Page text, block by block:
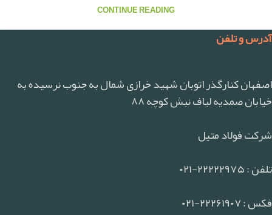
CONTINUE READING
آدرس و تلفن
اصفهان کنارگذر اتوبان شهید خرازی شمال به جنوب نرسیده به
خیابان صمدیه لباف نبش کوچه ۸۸
شرکت فولاد متیل
تلفن : ۲۲۲۲۲۹۷۵-۰۲۱
فکس : ۲۲۲۶۱۹۰۷-۰۲۱